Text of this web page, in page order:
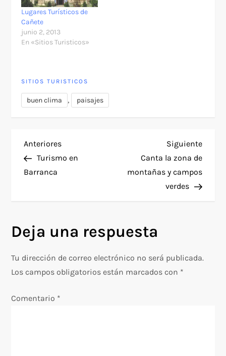
Lugares Turísticos de
Cañete
junio 2, 2013
En «Sitios Turisticos»
SITIOS TURISTICOS
buen clima , paisajes
N
a
g
a
Entrada
anterior
Anteriores
Turismo en
Barranca
Siguiente
Canta la zona de
montañas y campos
verdes
Deja una respuesta
Tu dirección de correo electrónico no será publicada.
Los campos obligatorios están marcados con *
Comentario *